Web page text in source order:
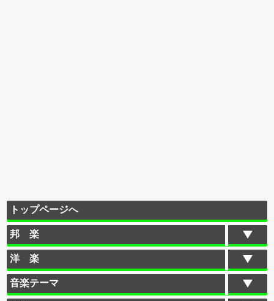
トップページへ
邦 楽
洋 楽
音楽テーマ